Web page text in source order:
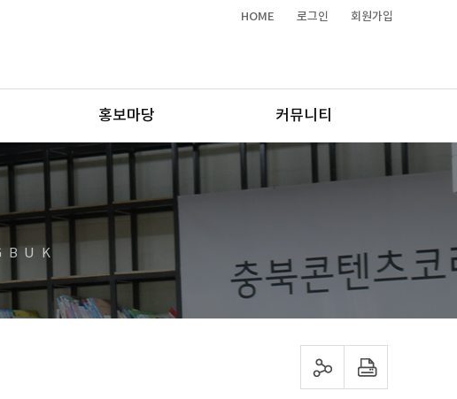
HOME 로그인 회원가입
홍보마당 커뮤니티
sns 공유하기 프린트하기